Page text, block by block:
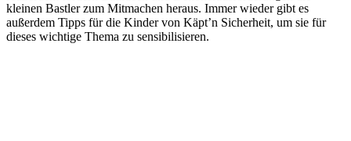
kleinen Bastler zum Mitmachen heraus. Immer wieder gibt es
außerdem Tipps für die Kinder von Käptʼn Sicherheit, um sie für
dieses wichtige Thema zu sensibilisieren.